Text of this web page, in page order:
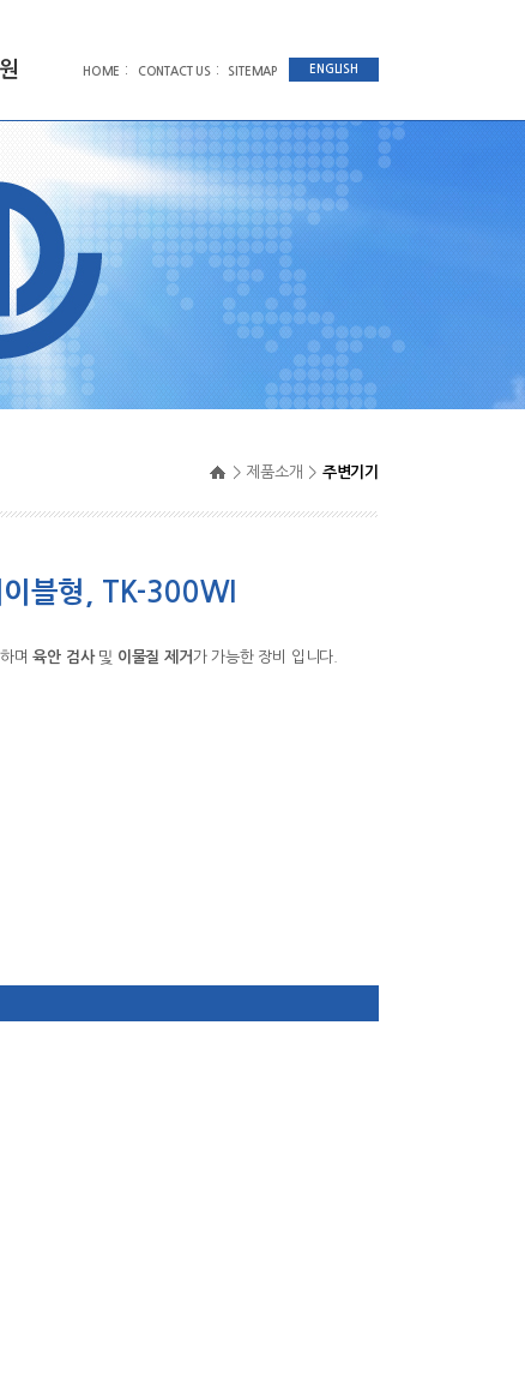
HOME : CONTACT US : SITEMAP ENGLISH
> 제품소개 > 주변기기
블형, TK-300WI
하며육안 검사및 이물질 제거 가 가능한 장비 입니다.